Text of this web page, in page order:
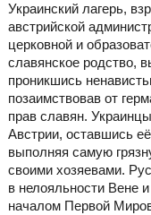
Украинский лагерь,
австрийской
церковной и
славянское родство,
проникшись
позаимствовав от
прав славян.
Австрии, оставшись
выполняя самую
своими хозяевами.
в нелояльности Вене
началом Первой